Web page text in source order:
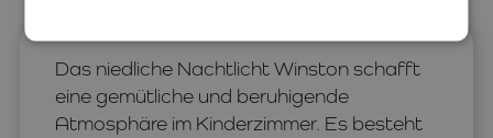
Das niedliche Nachtlicht Winston schafft
eine gemütliche und beruhigende
Atmosphäre im Kinderzimmer. Es besteht